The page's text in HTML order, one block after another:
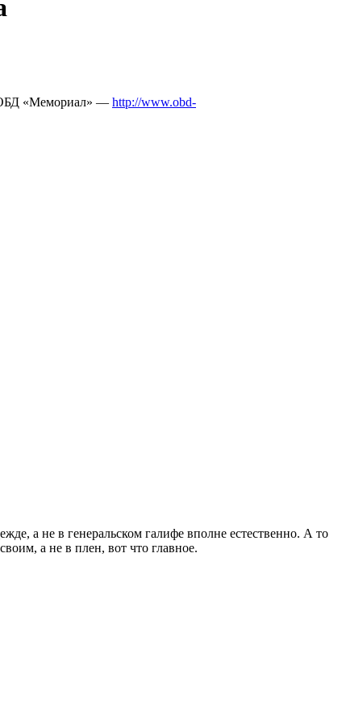
ОБД «Мемориал» — http://www.obd-
а не в генеральском галифе вполне естественно. А то
а не в плен, вот что главное.